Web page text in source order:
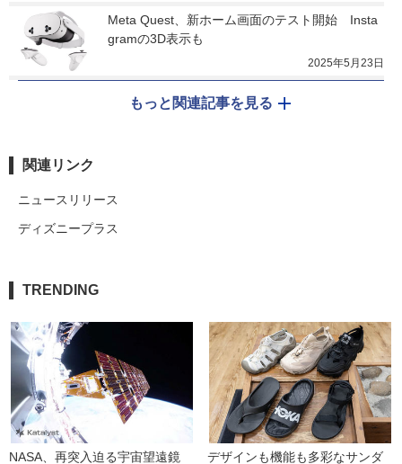
Meta Quest、新ホーム画面のテスト開始　Insta
gramの3D表示も
2025年5月23日
もっと関連記事を見る
関連リンク
ニュースリリース
ディズニープラス
TRENDING
NASA、再突入迫る宇宙望遠鏡 デザインも機能も多彩なサンダ